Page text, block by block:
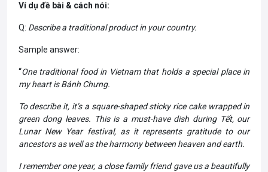
Ví dụ đề bài & cách nói:
Q: Describe a traditional product in your country.
Sample answer:
“One traditional food in Vietnam that holds a special place in
my heart is Bánh Chưng.
To describe it, it’s a square-shaped sticky rice cake wrapped in
green dong leaves. This is a must-have dish during Tết, our
Lunar New Year festival, as it represents gratitude to our
ancestors as well as the harmony between heaven and earth.
I remember one year, a close family friend gave us a beautifully